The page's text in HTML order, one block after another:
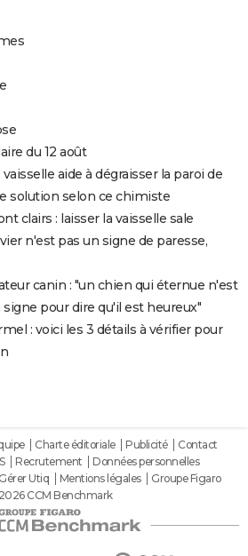
du 12 août
aide à dégraisser la paroi de
solution selon ce chimiste
clairs : laisser la vaisselle sale
n'est pas un signe de paresse,
canin : "un chien qui éternue n'est
signe pour dire qu'il est heureux"
: voici les 3 détails à vérifier pour
Charte éditoriale Publicité
Contact
Recrutement
Données personnelles
Gérer Utiq Mentions légales
Groupe Figaro
CCM Benchmark